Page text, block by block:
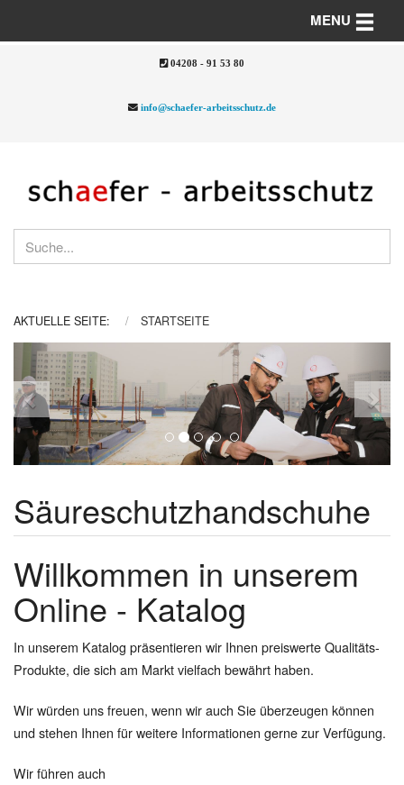
04208 - 91 53 80
info@schaefer-arbeitsschutz.de
MENU Toggle
AKTUELLE SEITE: STARTSEITE
Previous
Säureschutzhandschuhe
Willkommen in unserem
Online - Katalog
In unserem Katalog präsentieren wir Ihnen preiswerte Qualitäts-
Produkte, die sich am Markt vielfach bewährt haben.
Wir würden uns freuen, wenn wir auch Sie überzeugen können
und stehen Ihnen für weitere Informationen gerne zur Verfügung.
Wir führen auch